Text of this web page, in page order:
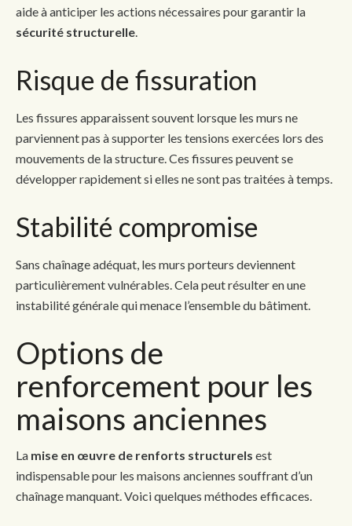
aide à anticiper les actions nécessaires pour garantir la
sécurité structurelle
Risque de fissuration
Les fissures apparaissent souvent lorsque les murs ne
parviennent pas à supporter les tensions exercées lors des
mouvements de la structure. Ces fissures peuvent se
développer rapidement si elles ne sont pas traitées à temps.
Stabilité compromise
Sans chaînage adéquat, les murs porteurs deviennent
particulièrement vulnérables. Cela peut résulter en une
instabilité générale qui menace l’ensemble du bâtiment.
Options de
renforcement pour les
maisons anciennes
La mise en œuvre de renforts structurels est
indispensable pour les maisons anciennes souffrant d’un
chaînage manquant. Voici quelques méthodes efficaces.